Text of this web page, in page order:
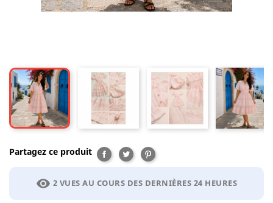
Partagez ce produit Partager
TweetPinterest
visibility 2 VUES AU COURS DES DERNIÈRES 24 HEURES